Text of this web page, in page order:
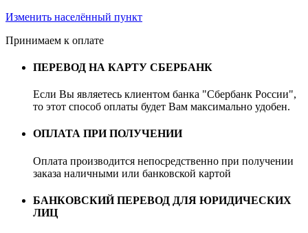
Изменить населённый пункт
Принимаем к оплате
ПЕРЕВОД НА КАРТУ СБЕРБАНК
Если Вы являетесь клиентом банка "Сбербанк России",
то этот способ оплаты будет Вам максимально удобен.
ОПЛАТА ПРИ ПОЛУЧЕНИИ
Оплата производится непосредственно при получении
заказа наличными или банковской картой
БАНКОВСКИЙ ПЕРЕВОД ДЛЯ ЮРИДИЧЕСКИХ
ЛИЦ